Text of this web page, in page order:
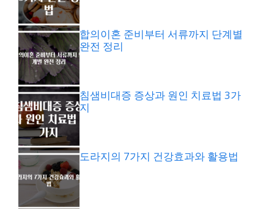
합의이혼 준비부터 서류까지 단계별
완전 정리
침샘비대증 증상과 원인 치료법 3가
지
도라지의 7가지 건강효과와 활용법